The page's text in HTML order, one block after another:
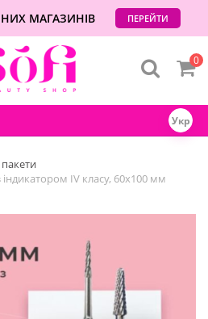
МАГАЗИНІВ ПЕРЕЙТИ
Укр
0
IV класу, 60х100 мм